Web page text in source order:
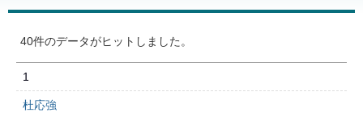
40件のデータがヒットしました。
1
杜応強